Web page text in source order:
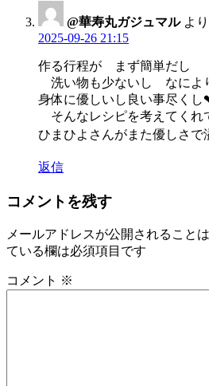
@華寿丸ガジュマル よ
2025-09-26 21:15
作る行程が まず簡単だし
洗い物も少ないし なによ
身体に優しいし良い事尽くし
そんなレシピを考えてくれ
ひまひよさんがまた優しさで
返信
コメントを残す
メールアドレスが公開されること
ている欄は必須項目です
コメント ※